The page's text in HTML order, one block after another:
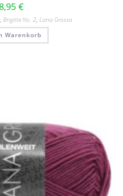
8,95 €
, Brigitte No. 2, Lana Grossa
Warenkorb